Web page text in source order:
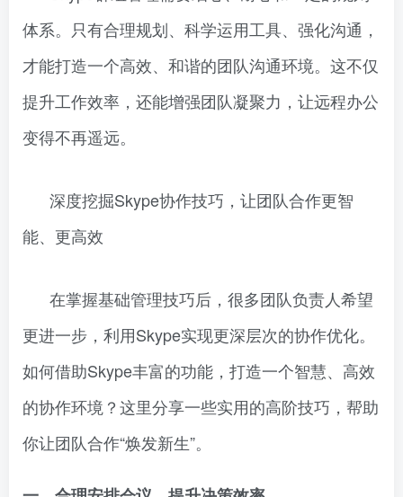
体系。只有合理规划、科学运用工具、强化沟通，
才能打造一个高效、和谐的团队沟通环境。这不仅
提升工作效率，还能增强团队凝聚力，让远程办公
变得不再遥远。
深度挖掘Skype协作技巧，让团队合作更智
能、更高效
在掌握基础管理技巧后，很多团队负责人希望
更进一步，利用Skype实现更深层次的协作优化。
如何借助Skype丰富的功能，打造一个智慧、高效
的协作环境？这里分享一些实用的高阶技巧，帮助
你让团队合作“焕发新生”。